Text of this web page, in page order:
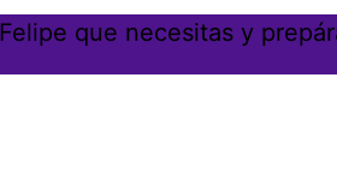
que necesitas y